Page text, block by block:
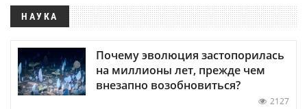
НАУКА
Почему эволюция застопорилась
на миллионы лет, прежде чем
внезапно возобновиться?
2127